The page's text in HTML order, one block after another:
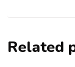
Related